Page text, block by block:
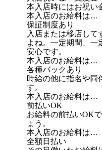
本入店時にはお祝い
本入店のお給料は…
保証制度あり
入店または移店して
よね。一定期間、一
安心です。
本入店のお給料は…
各種バックあり
時給の他に指名や同
す。
本入店のお給料は…
前払いOK
お給料の前払いOK
ょう。
本入店のお給料は…
全額日払い